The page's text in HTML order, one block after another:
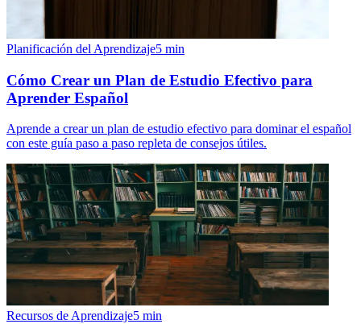
Planificación del Aprendizaje5 min
Cómo Crear un Plan de Estudio Efectivo para
Aprender Español
Aprende a crear un plan de estudio efectivo para dominar el español
con este guía paso a paso repleta de consejos útiles.
Recursos de Aprendizaje5 min